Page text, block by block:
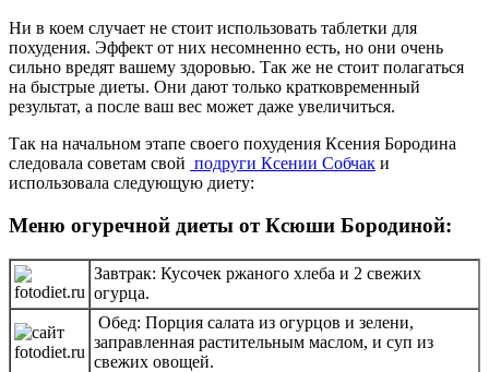
Ни в коем случает не стоит использовать таблетки для
похудения. Эффект от них несомненно есть, но они очень
сильно вредят вашему здоровью. Так же не стоит полагаться
на быстрые диеты. Они дают только кратковременный
результат, а после ваш вес может даже увеличиться.
Так на начальном этапе своего похудения Ксения Бородина
следовала советам свой подруги Ксении Собчак и
использовала следующую диету:
Меню огуречной диеты от Ксюши Бородиной:
Завтрак: Кусочек ржаного хлеба и 2 свежих
огурца.
Обед: Порция салата из огурцов и зелени,
заправленная растительным маслом, и суп из
свежих овощей.